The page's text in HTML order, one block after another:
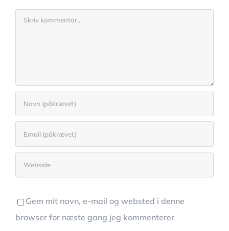
Comment
Gem mit navn, e-mail og websted i denne
browser for næste gang jeg kommenterer